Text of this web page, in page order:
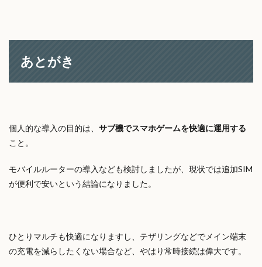
あとがき
個人的な導入の目的は、 サブ機でスマホゲームを快適に運用する
こと。
モバイルルーターの導入なども検討しましたが、現状では追加SIM
が便利で安いという結論になりました。
ひとりマルチも快適になりますし、テザリングなどでメイン端末
の充電を減らしたくない場合など、やはり常時接続は偉大です。